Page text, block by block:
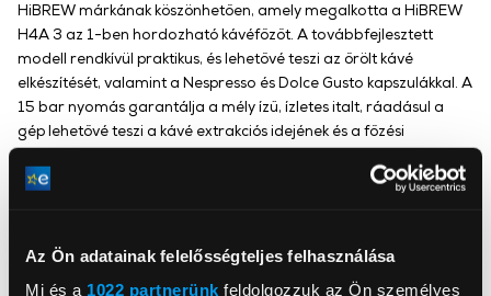
Az Ön adatainak felelősségteljes felhasználása
Mi és a 1022 partnerünk feldolgozzuk az Ön személyes
HiBREW
HiBREW márkának köszönhetően, amely megalkotta a HiBREW
H4A 3 az 1-ben hordozható kávéfőzőt. A továbbfejlesztett
modell rendkívül praktikus, és lehetővé teszi az őrölt kávé
elkészítését, valamint a Nespresso és Dolce Gusto kapszulákkal. A
15 bar nyomás garantálja a mély ízű, ízletes italt, ráadásul a
gép lehetővé teszi a kávé extrakciós idejének és a főzési
USB-kábel és autós töltő, valamint egy praktikus tok és egy